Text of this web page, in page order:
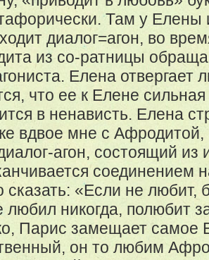
Там у
диалог=агон, во
из со-ратницы
Елена
что ее к Елене
в ненависть. Елена
вдвое мне с
агон, состоящий из
соединением
сказать: «Если не любит,
любил никогда, полюбит
Парис замещает самое
он то любим